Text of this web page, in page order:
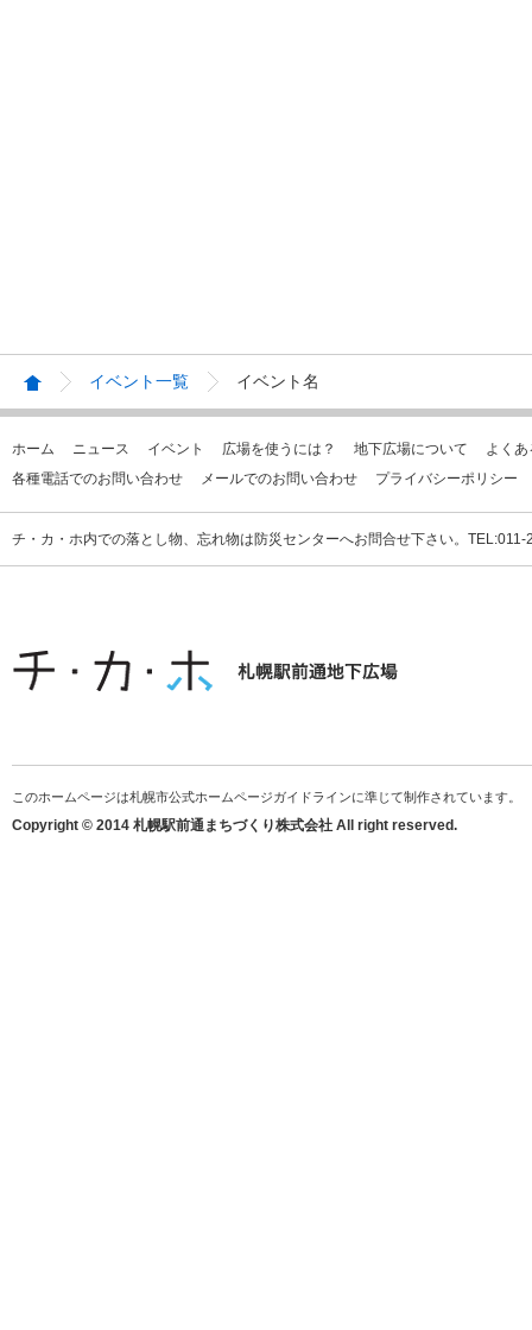
イベント一覧 イベント名
ホーム ニュース イベント 広場を使うには？ 地下広場について
よく
各種電話でのお問い合わせ
メールでのお問い合わせ プライバシーポリシー
チ・カ・ホ内での落とし物、忘れ物は防災センターへお問合せ下さい。
このホームページは札幌市公式ホームページガイドラインに準じて制作されています。
Copyright © 2014 札幌駅前通まちづくり株式会社 All right reserved.